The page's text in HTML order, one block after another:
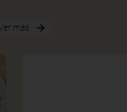
Ver más